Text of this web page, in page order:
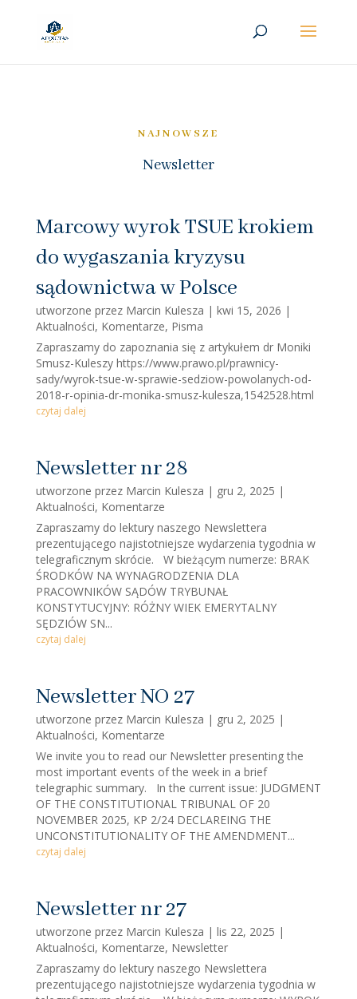
NAJNOWSZE
Newsletter
Marcowy wyrok TSUE krokiem
do wygaszania kryzysu
sądownictwa w Polsce
utworzone przez Marcin Kulesza | kwi 15, 2026 |
Aktualności, Komentarze, Pisma
Zapraszamy do zapoznania się z artykułem dr Moniki
Smusz-Kuleszy https://www.prawo.pl/prawnicy-
sady/wyrok-tsue-w-sprawie-sedziow-powolanych-od-
2018-r-opinia-dr-monika-smusz-kulesza,1542528.html
czytaj dalej
Newsletter nr 28
utworzone przez Marcin Kulesza | gru 2, 2025 |
Aktualności, Komentarze
Zapraszamy do lektury naszego Newslettera
prezentującego najistotniejsze wydarzenia tygodnia w
telegraficznym skrócie. W bieżącym numerze: BRAK
ŚRODKÓW NA WYNAGRODZENIA DLA
PRACOWNIKÓW SĄDÓW TRYBUNAŁ
KONSTYTUCYJNY: RÓŻNY WIEK EMERYTALNY
SĘDZIÓW SN...
czytaj dalej
Newsletter NO 27
utworzone przez Marcin Kulesza | gru 2, 2025 |
Aktualności, Komentarze
We invite you to read our Newsletter presenting the
most important events of the week in a brief
telegraphic summary. In the current issue: JUDGMENT
OF THE CONSTITUTIONAL TRIBUNAL OF 20
NOVEMBER 2025, KP 2/24 DECLAREING THE
UNCONSTITUTIONALITY OF THE AMENDMENT...
czytaj dalej
Newsletter nr 27
utworzone przez Marcin Kulesza | lis 22, 2025 |
Aktualności, Komentarze, Newsletter
Zapraszamy do lektury naszego Newslettera
prezentującego najistotniejsze wydarzenia tygodnia w